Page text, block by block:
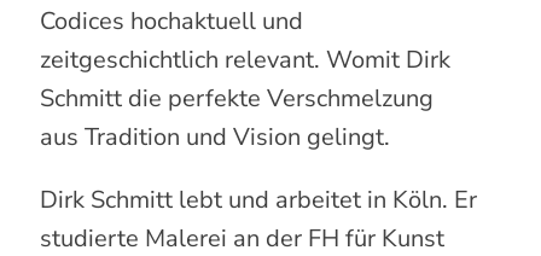
Codices hochaktuell und
zeitgeschichtlich relevant. Womit Dirk
Schmitt die perfekte Verschmelzung
aus Tradition und Vision gelingt.
Dirk Schmitt lebt und arbeitet in Köln. Er
studierte Malerei an der FH für Kunst